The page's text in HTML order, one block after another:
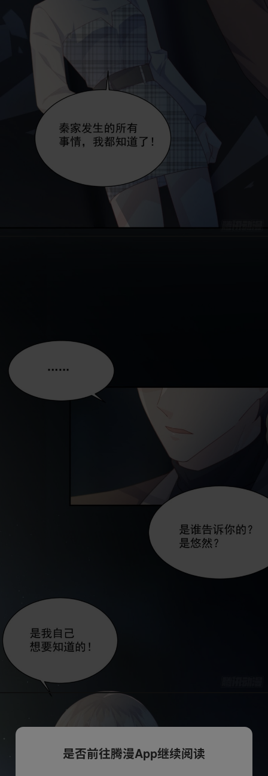
是否前往腾漫App继续阅读